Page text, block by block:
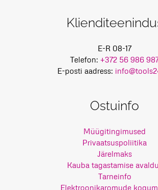
E-R 08-17
Telefon: +372 56 986
E-posti aadress:
Ostuinfo
Müügitingimused
Privaatsuspoliitika
Järelmaks
Kauba tagastamise
Tarneinfo
Elektroonikaromude